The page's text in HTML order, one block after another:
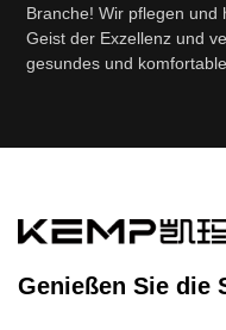
Branche! Wir pflegen und
Geist der Exzellenz und
gesundes und
Genießen Sie die